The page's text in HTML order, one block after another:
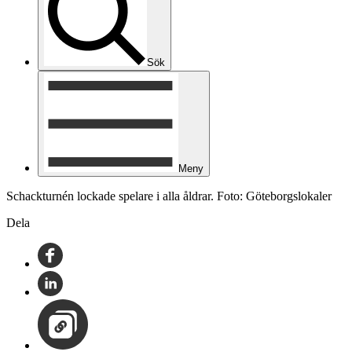
Sök
Meny
Schackturnén lockade spelare i alla åldrar. Foto: Göteborgslokaler
Dela